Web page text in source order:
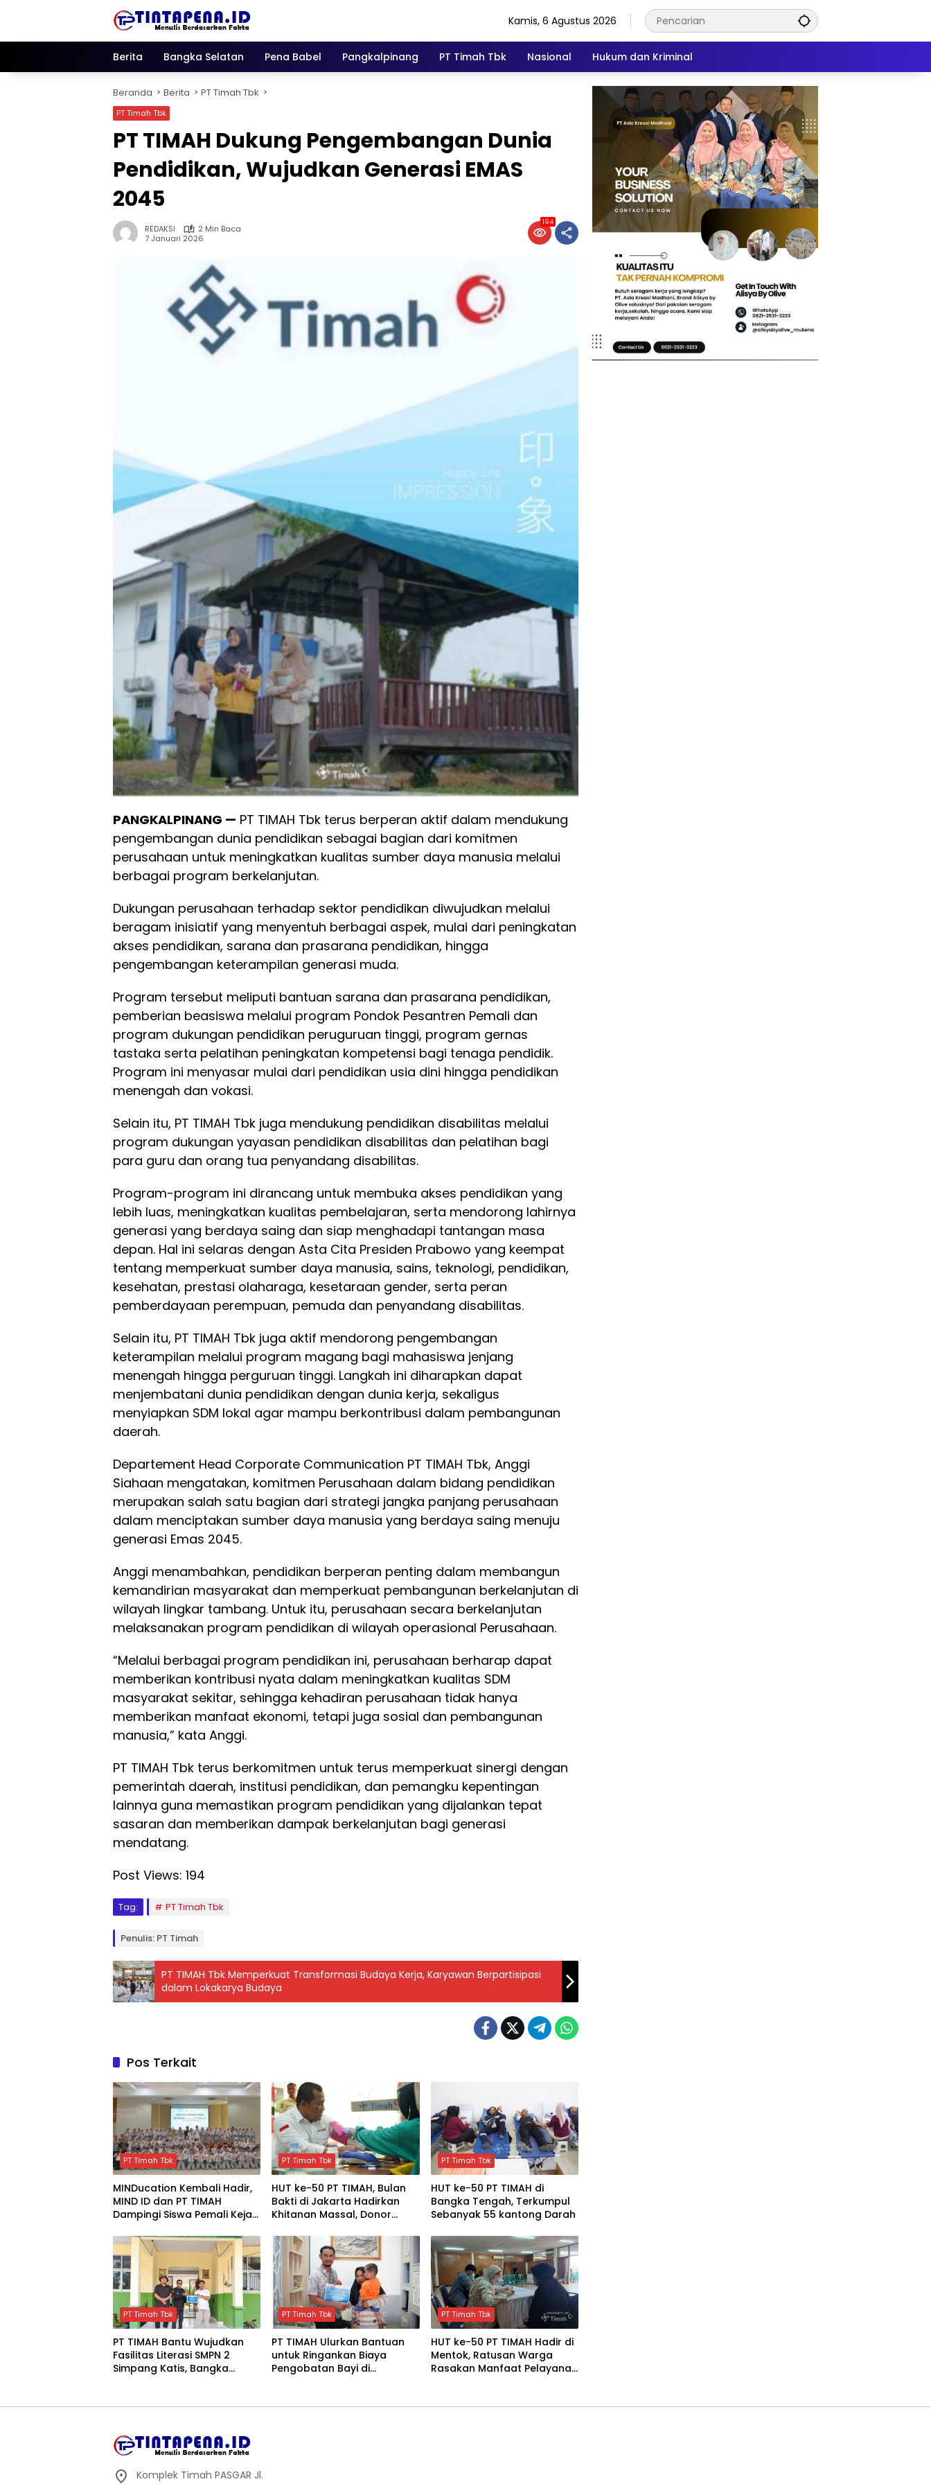
Kamis, 6 Agustus 2026
Berita Bangka Selatan Pena Babel Pangkalpinang PT Timah Tbk Nasional Hukum dan Kriminal
Beranda Berita PT Timah Tbk
PT Timah Tbk
PT TIMAH Dukung Pengembangan Dunia
Pendidikan, Wujudkan Generasi EMAS
2045
REDAKSI
2 Min Baca
7 Januari 2026
194
PANGKALPINANG — PT TIMAH Tbk terus berperan aktif dalam mendukung
pengembangan dunia pendidikan sebagai bagian dari komitmen
perusahaan untuk meningkatkan kualitas sumber daya manusia melalui
berbagai program berkelanjutan.
Dukungan perusahaan terhadap sektor pendidikan diwujudkan melalui
beragam inisiatif yang menyentuh berbagai aspek, mulai dari peningkatan
akses pendidikan, sarana dan prasarana pendidikan, hingga
pengembangan keterampilan generasi muda.
Program tersebut meliputi bantuan sarana dan prasarana pendidikan,
pemberian beasiswa melalui program Pondok Pesantren Pemali dan
program dukungan pendidikan peruguruan tinggi, program gernas
tastaka serta pelatihan peningkatan kompetensi bagi tenaga pendidik.
Program ini menyasar mulai dari pendidikan usia dini hingga pendidikan
menengah dan vokasi.
Selain itu, PT TIMAH Tbk juga mendukung pendidikan disabilitas melalui
program dukungan yayasan pendidikan disabilitas dan pelatihan bagi
para guru dan orang tua penyandang disabilitas.
Program-program ini dirancang untuk membuka akses pendidikan yang
lebih luas, meningkatkan kualitas pembelajaran, serta mendorong lahirnya
generasi yang berdaya saing dan siap menghadapi tantangan masa
depan. Hal ini selaras dengan Asta Cita Presiden Prabowo yang keempat
tentang memperkuat sumber daya manusia, sains, teknologi, pendidikan,
kesehatan, prestasi olaharaga, kesetaraan gender, serta peran
pemberdayaan perempuan, pemuda dan penyandang disabilitas.
Selain itu, PT TIMAH Tbk juga aktif mendorong pengembangan
keterampilan melalui program magang bagi mahasiswa jenjang
menengah hingga perguruan tinggi. Langkah ini diharapkan dapat
menjembatani dunia pendidikan dengan dunia kerja, sekaligus
menyiapkan SDM lokal agar mampu berkontribusi dalam pembangunan
daerah.
Departement Head Corporate Communication PT TIMAH Tbk, Anggi
Siahaan mengatakan, komitmen Perusahaan dalam bidang pendidikan
merupakan salah satu bagian dari strategi jangka panjang perusahaan
dalam menciptakan sumber daya manusia yang berdaya saing menuju
generasi Emas 2045.
Anggi menambahkan, pendidikan berperan penting dalam membangun
kemandirian masyarakat dan memperkuat pembangunan berkelanjutan di
wilayah lingkar tambang. Untuk itu, perusahaan secara berkelanjutan
melaksanakan program pendidikan di wilayah operasional Perusahaan.
“Melalui berbagai program pendidikan ini, perusahaan berharap dapat
memberikan kontribusi nyata dalam meningkatkan kualitas SDM
masyarakat sekitar, sehingga kehadiran perusahaan tidak hanya
memberikan manfaat ekonomi, tetapi juga sosial dan pembangunan
manusia,” kata Anggi.
PT TIMAH Tbk terus berkomitmen untuk terus memperkuat sinergi dengan
pemerintah daerah, institusi pendidikan, dan pemangku kepentingan
lainnya guna memastikan program pendidikan yang dijalankan tepat
sasaran dan memberikan dampak berkelanjutan bagi generasi
mendatang.
Post Views: 194
Tag: PT Timah Tbk
Penulis: PT Timah
PT TIMAH Tbk Memperkuat Transformasi Budaya Kerja, Karyawan Berpartisipasi
dalam Lokakarya Budaya
Pos Terkait
PT Timah Tbk
MINDucation Kembali Hadir,
MIND ID dan PT TIMAH
Dampingi Siswa Pemali Kejar
PT Timah Tbk
HUT ke-50 PT TIMAH, Bulan
Bakti di Jakarta Hadirkan
Khitanan Massal, Donor
Kesehatan Gratis
PT Timah Tbk
HUT ke-50 PT TIMAH di
Bangka Tengah, Terkumpul
Sebanyak 55 kantong Darah
PT Timah Tbk
PT TIMAH Bantu Wujudkan
Fasilitas Literasi SMPN 2
Simpang Katis, Bangka
PT Timah Tbk
PT TIMAH Ulurkan Bantuan
untuk Ringankan Biaya
Pengobatan Bayi di
PT Timah Tbk
HUT ke-50 PT TIMAH Hadir di
Mentok, Ratusan Warga
Rasakan Manfaat Pelayanan
Komplek Timah PASGAR Jl.